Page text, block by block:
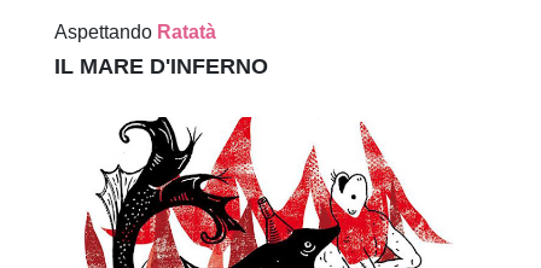
Aspettando Ratatà
IL MARE D'INFERNO